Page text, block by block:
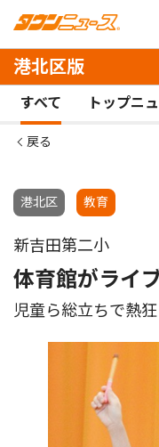
港北区版
すべて トップニ
戻る
港北区 教育
新吉田第二小
体育館がライ
児童ら総立ちで熱狂